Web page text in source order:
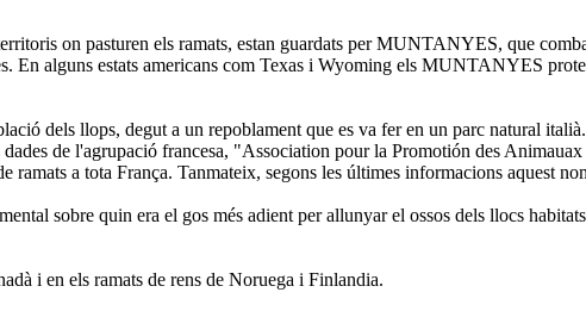
on pasturen els ramats, estan guardats per MUNTANYES, que
alguns estats americans com Texas i Wyoming els MUNTANYES
dels llops, degut a un repoblament que es va fer en un parc natural
de l'agrupació francesa, "Association pour la Promotión des
a tota França. Tanmateix, segons les últimes informacions aquest
sobre quin era el gos més adient per allunyar el ossos dels llocs
i en els ramats de rens de Noruega i Finlandia.